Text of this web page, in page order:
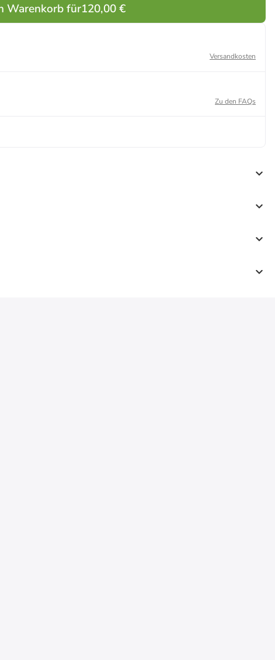
Warenkorb für120,00 €
Versandkosten
Zu den FAQs